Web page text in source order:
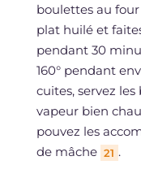
boulettes au
plat huilé et
pendant 30
160° pendant
cuites, servez
vapeur bien
pouvez les
de mâche 21 .